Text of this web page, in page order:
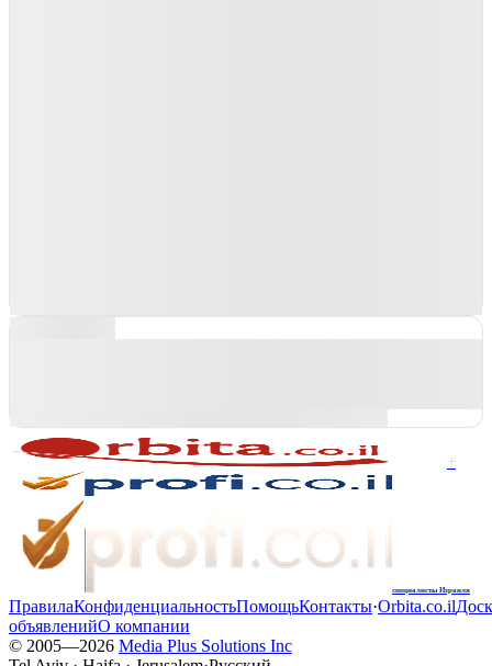
+
специалисты Израиля
ПравилаКонфиденциальностьПомощьКонтакты·Orbita.co.il
объявленийО компании
© 2005—2026 Media Plus Solutions Inc